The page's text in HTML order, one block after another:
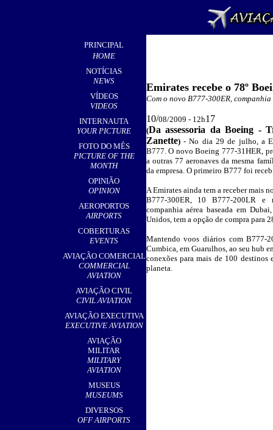
PRINCIPAL
HOME
NOTÍCIAS
NEWS
VÍDEOS
VIDEOS
INTERNAUTA
YOUR PICTURE
FOTO DO MÊS
PICTURE OF THE
MONTH
OPINIÃO
OPINION
AEROPORTOS
AIRPORTS
COBERTURAS
EVENTS
AVIAÇÃO COMERCIAL
COMMERCIAL
AVIATION
AVIAÇÃO CIVIL
CIVIL AVIATION
AVIAÇÃO EXECUTIVA
EXECUTIVE AVIATION
AVIAÇÃO
MILITAR
MILITARY
AVIATION
MUSEUS
MUSEUMS
DIVERSOS
OFF AIRPORTS
Emirates recebe o 78º
Com o novo B777-300ER,
10/08/2009 - 12h17
(Da assessoria da Boeing -
Zanette) -No dia 29 de julho, a
B777. O novo Boeing 777-31HER,
a outras 77 aeronaves da mesma
da empresa. O primeiro B777 foi
A Emirates ainda tem a receber mais
B777-300ER, 10 B777-200LR e
companhia aérea baseada em
Unidos, tem a opção de compra para
Mantendo voos diários com B777-
Cumbica, em Guarulhos, ao seu hub
conexões para mais de 100 destinos
planeta.